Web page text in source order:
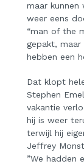
maar kunnen
weer eens
“man of the
gepakt,
hebben een
Dat klopt
Stephen
vakantie
hij is weer
terwijl hij
Jeffrey
”We hadden